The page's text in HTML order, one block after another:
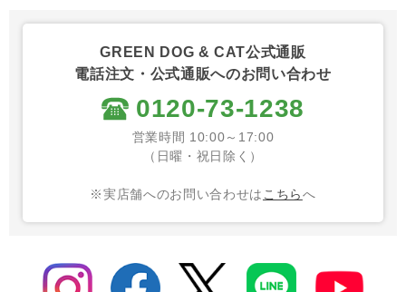
GREEN DOG & CAT公式通販
電話注文・公式通販へのお問い合わせ
0120-73-1238
営業時間 10:00～17:00
（日曜・祝日除く）
※実店舗へのお問い合わせは こちらへ